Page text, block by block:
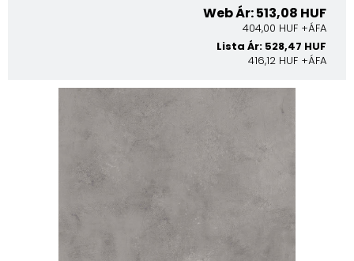
Web Ár: 513,08 HUF
404,00 HUF +ÁFA
Lista Ár: 528,47 HUF
416,12 HUF +ÁFA